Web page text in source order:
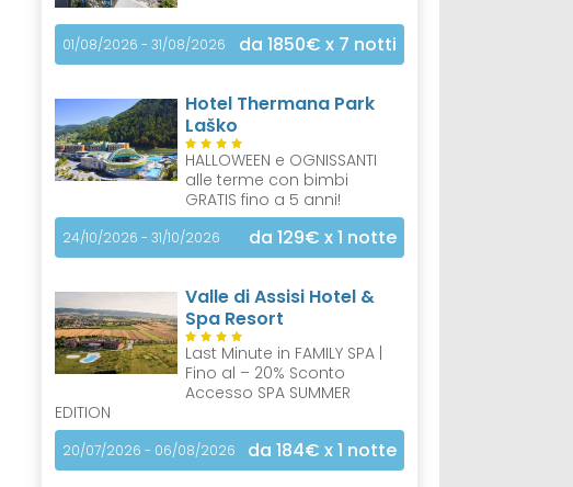
01/08/2026 - 31/08/2026 da 1850€ x 7 notti
Hotel Thermana Park
Laško
HALLOWEEN e OGNISSANTI
alle terme con bimbi
GRATIS fino a 5 anni!
24/10/2026 - 31/10/2026 da 129€ x 1 notte
Valle di Assisi Hotel &
Spa Resort
Last Minute in FAMILY SPA |
Fino al – 20% Sconto
Accesso SPA SUMMER
EDITION
20/07/2026 - 06/08/2026 da 184€ x 1 notte